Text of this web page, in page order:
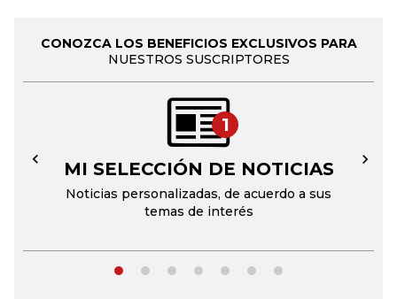
CONOZCA LOS BENEFICIOS EXCLUSIVOS PARA
NUESTROS SUSCRIPTORES
1
MI SELECCIÓN DE NOTICIAS
Noticias personalizadas, de acuerdo a sus
temas de interés
← →